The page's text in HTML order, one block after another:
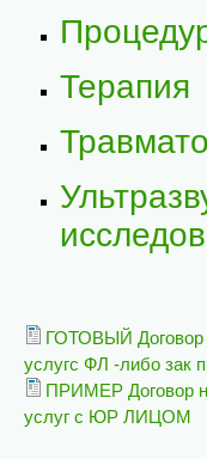
Терапия
ГОТОВЫЙ Договор
услугс ФЛ -либо зак
ПРИМЕР Договор
услуг с ЮР ЛИЦОМ